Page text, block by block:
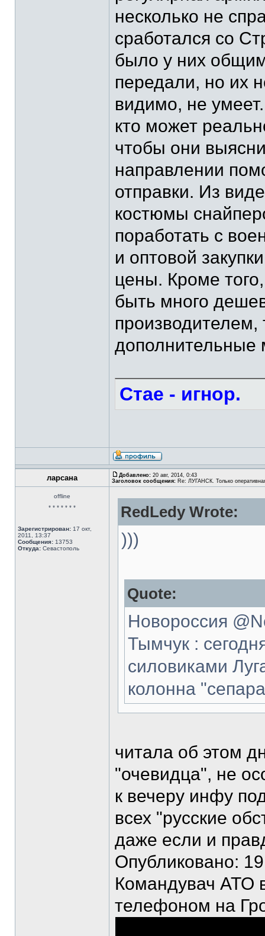
несколько не
сработался со
было у них
передали, но их
видимо, не
кто может
чтобы они
направлении
отправки. Из
костюмы
поработать с
и оптовой
цены. Кроме
быть много
производителем,
дополнительные
Стае - игнор.
ларсана Добавлено: 20 авг, 2014, 0:43
Заголовок сообщения: Re: ЛУГАНСК. Только
offline
* * * * * * *
Зарегистрирован: 17 окт,
2011, 13:37
Сообщения: 13753
Откуда: Севастополь
RedLedy Wrote:
)))
Quote:
Новороссия
Тымчук :
силовиками
колонна
читала об этом
"очевидца", не
к вечеру инфу
всех "русские
даже если и
Опубликовано: 19
Командувач АТО в
телефоном на